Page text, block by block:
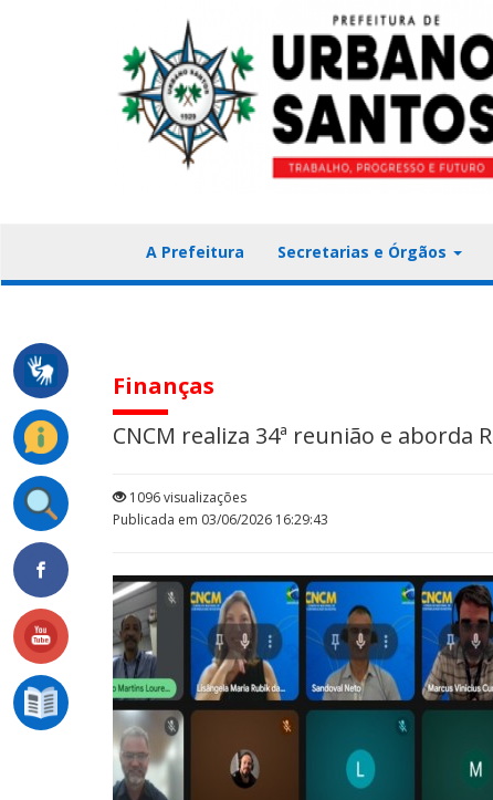
A Prefeitura Secretarias e Órgãos
Finanças
CNCM realiza 34ª reunião e
1096 visualizações
Publicada em 03/06/2026 16:29:43